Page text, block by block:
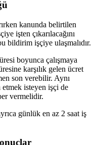
kanunda belirtilen
işten çıkarılacağını
bildirim işçiye ulaşmalıdır.
boyunca çalışmaya
karşılık gelen ücret
son verebilir. Aynı
isteyen işçi de
vermelidir.
günlük en az 2 saat iş